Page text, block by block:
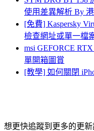
使用差異解析 By
[免費] Kaspersky
檢查網址或單一檔
msi GEFORCE
單開箱圖賞
[教學] 如何關閉
想更快追蹤到更多的更新